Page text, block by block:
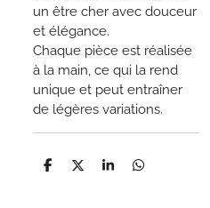
un être cher avec douceur
et élégance.
Chaque pièce est réalisée
à la main, ce qui la rend
unique et peut entraîner
de légères variations.
P
P
P
P